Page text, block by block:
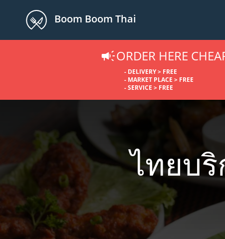
Boom Boom Thai
ORDER HERE
- DELIVERY > FREE
- MARKET PLACE > FREE
- SERVICE > FREE
ไทยบริ